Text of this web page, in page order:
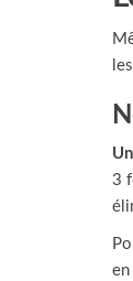
3
en